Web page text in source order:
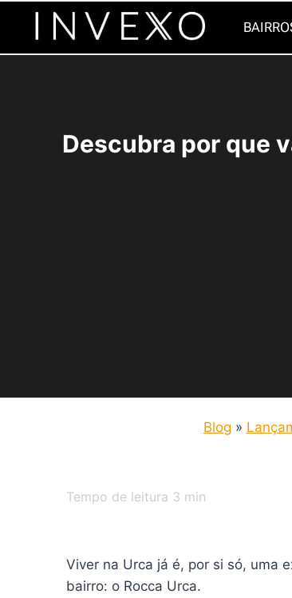
o
Descubra por que
Blog »
Tempo de leitura 3 min
Viver na Urca já é, por si só, uma
bairro: o Rocca Urca.